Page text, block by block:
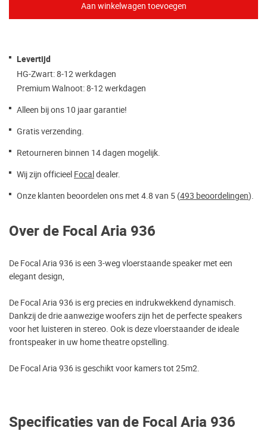
Levertijd
HG-Zwart: 8-12 werkdagen
Premium Walnoot: 8-12 werkdagen
Alleen bij ons 10 jaar garantie!
Gratis verzending.
Retourneren binnen 14 dagen mogelijk.
Wij zijn officieel Focaldealer.
Onze klanten beoordelen ons met 4.8 van 5 (493 beoordelingen).
Specificaties van de Focal Aria 936
Over de Focal Aria 936
De Focal Aria 936 is een 3-weg vloerstaande speaker met een
elegant design,
De Focal Aria 936 is erg precies en indrukwekkend dynamisch.
Dankzij de drie aanwezige woofers zijn het de perfecte speakers
voor het luisteren in stereo. Ook is deze vloerstaander de ideale
frontspeaker in uw home theatre opstelling.
De Focal Aria 936 is geschikt voor kamers tot 25m2.